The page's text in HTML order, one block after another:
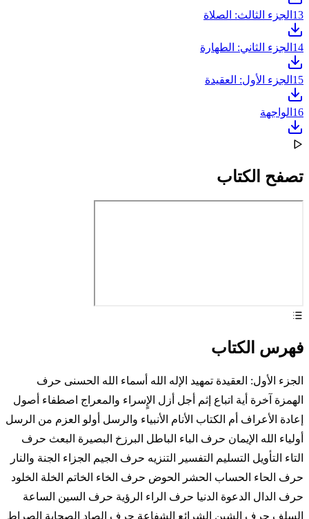
13 الجزء الثالث: الصلاة
14 الجزء الثاني: الطهارة
15 الجزء الأول: العقيدة
16 الواجهة
تصفح الكتاب
فهرس الكتاب
الجزء الأول: العقيدة تمهيد الإله الله أسماء الله الحسنى حرف
الهمزة آخرة أية اتباع إثم أجل أزل الإٍسراء والمعراج اصطفاء أصول
إعادة الأعراف أم الكتاب الأنام الأنبياء والرسل أولو العزم من الرسل
أولياء الله الإيمان حرف الباء الباطل البرزخ البصيرة البعث حرف
التاء التأويل التسليم التفسير التنزيه حرف الجيم الجزاء الجنة والنار
حرف الحاء الحساب الحشر الحوض حرف الخاء الخاتم الخلة الخلود
حرف الدال الدعوة الدنيا حرف الراء الرؤية حرف السين الساعة
السلف حرف الشين الشرائع الشفاعة حرف الصاد الصحابة الصراط